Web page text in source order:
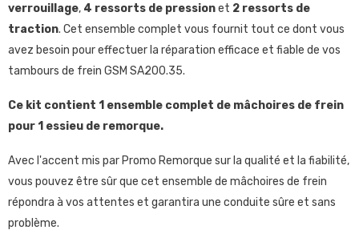
verrouillage, 4 ressorts de pressionet 2 ressorts de
traction. Cet ensemble complet vous fournit tout ce dont vous
avez besoin pour effectuer la réparation efficace et fiable de vos
tambours de frein GSM SA200.35.
Ce kit contient 1 ensemble complet de mâchoires de frein
pour 1 essieu de remorque.
Avec l'accent mis par Promo Remorque sur la qualité et la fiabilité,
vous pouvez être sûr que cet ensemble de mâchoires de frein
répondra à vos attentes et garantira une conduite sûre et sans
problème.